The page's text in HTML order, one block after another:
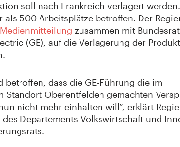
soll nach Frankreich verlagert
als 500 Arbeitsplätze betroffen. Der
Medienmitteilung zusammen mit
(GE), auf die Verlagerung der
betroffen, dass die GE-Führung die im
Standort Oberentfelden gemachten
nicht mehr einhalten will“, erklärt
Departements Volkswirtschaft und